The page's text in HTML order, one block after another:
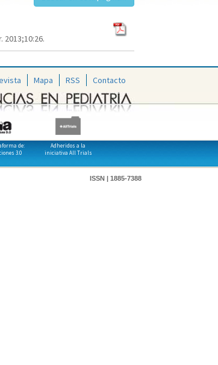
Mapa RSS Contacto
de:
3.0
Adheridos a la
iniciativa All Trials
ISSN | 1885-7388